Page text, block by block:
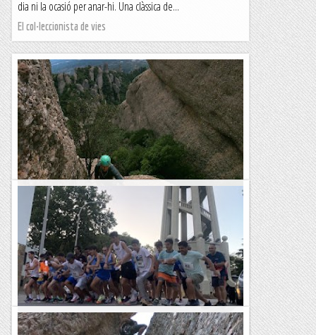
dia ni la ocasió per anar-hi. Una clàssica de...
El col·leccionista de vies
Via Normal - Flanagan al Cilindre o El Cabrit.
Per acomiadar les tardes d'escalada d'estiu despres de
treballar fem aquesta autentica via històrica al cor de
Montserrat (Ecos).Fem aproximació per la drecera del...
Les altres vies...
La meva primera milla